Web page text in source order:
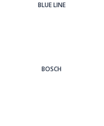
BLUE LINE
BOSCH